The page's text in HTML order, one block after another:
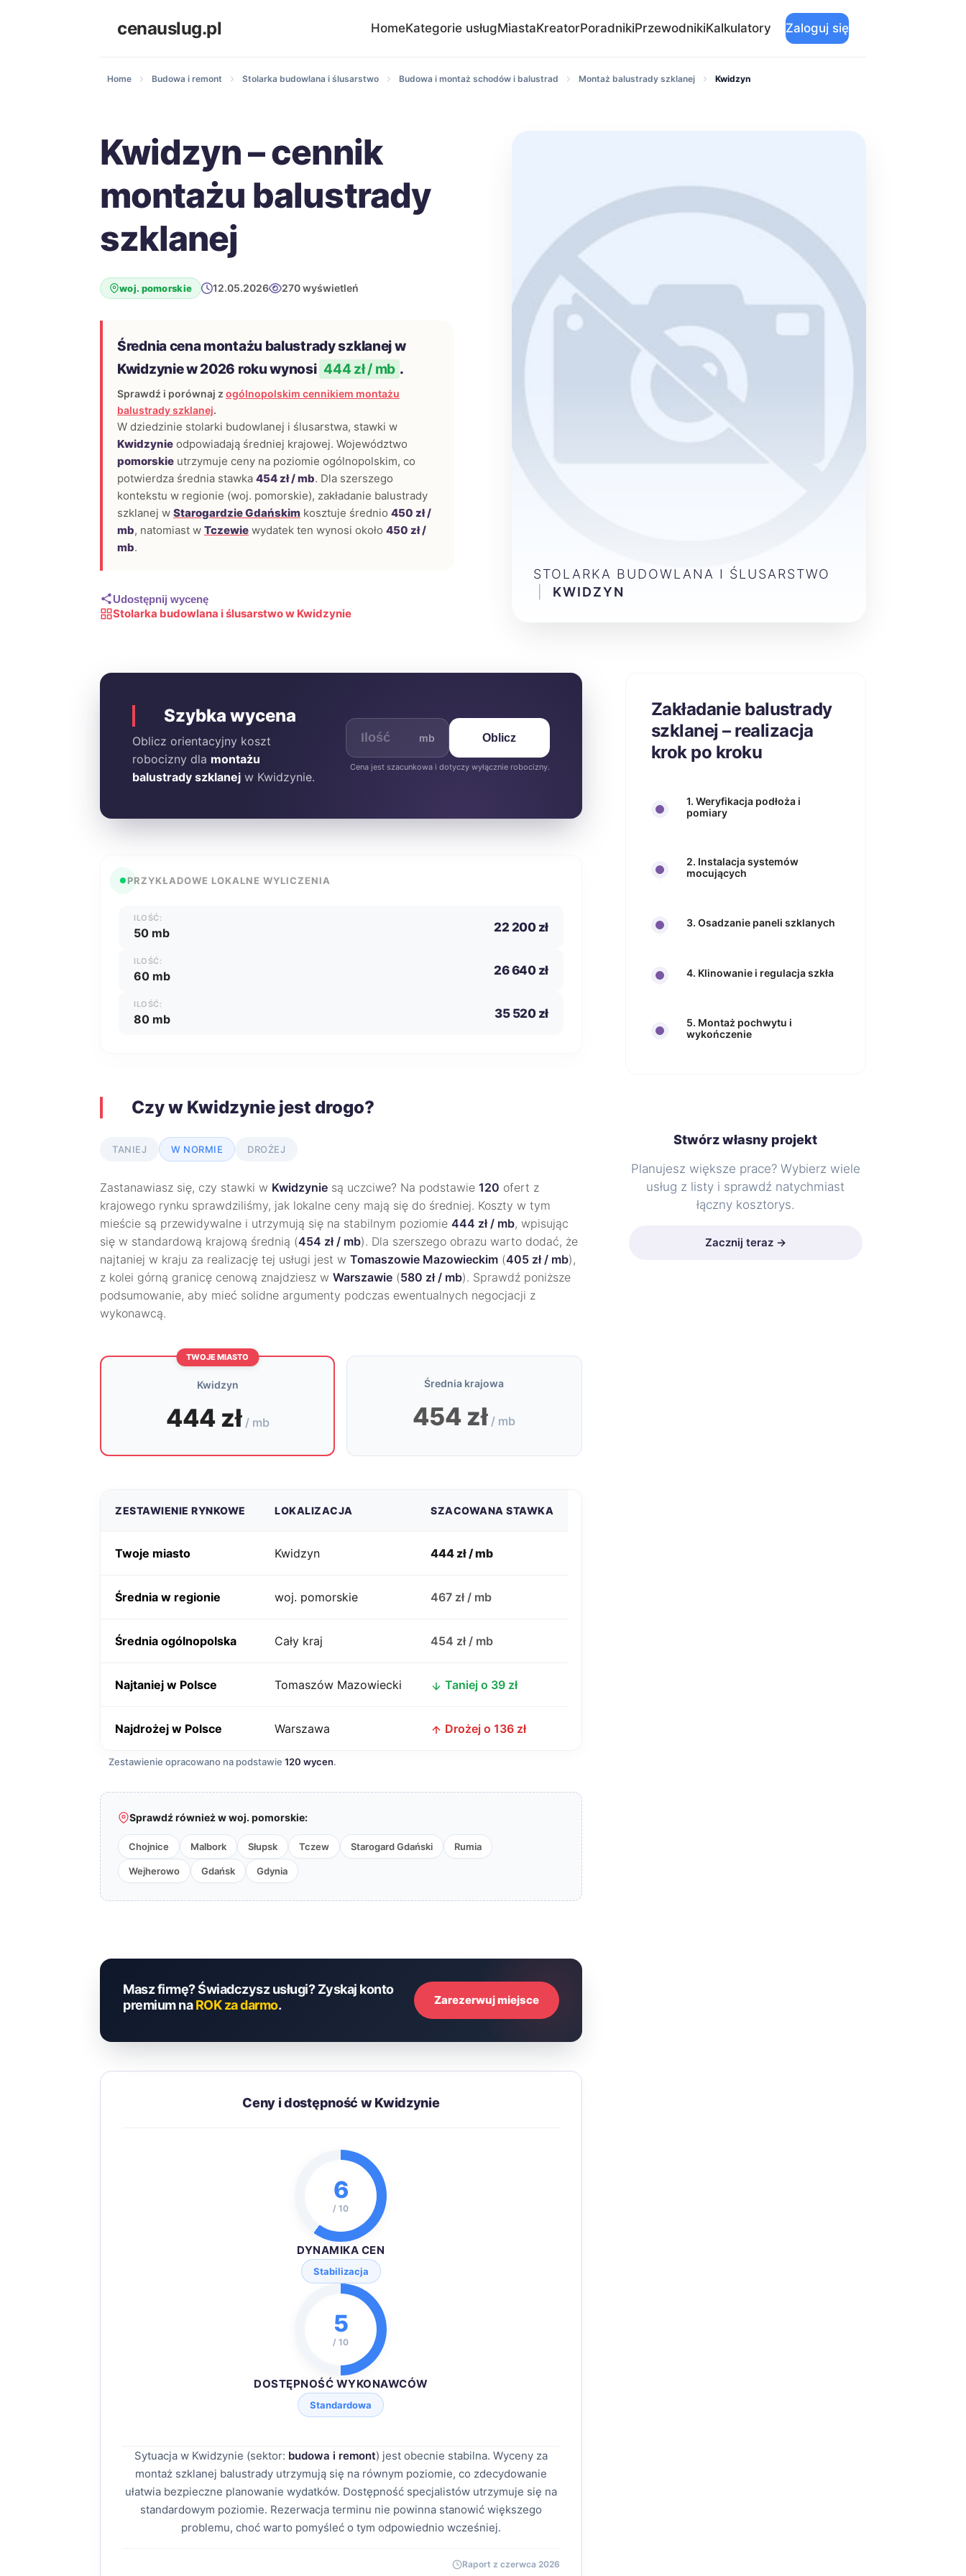
cenauslug.pl HomeKategorie usługMiastaKreatorPoradnikiPrzewodnikiKalkulatory Zaloguj się
Home Budowa i remont Stolarka budowlana i ślusarstwo Budowa i montaż schodów i balustrad Montaż balustrady szklanej Kwidzyn
Kwidzyn – cennik
montażu balustrady
szklanej
woj. pomorskie 12.05.2026 270 wyświetleń
Średnia cena montażu balustrady szklanej w
Kwidzynie w 2026 roku wynosi 444 zł / mb .
Sprawdź i porównaj z ogólnopolskim cennikiem montażu
balustrady szklanej.
W dziedzinie stolarki budowlanej i ślusarstwa, stawki w
Kwidzynie odpowiadają średniej krajowej. Województwo
pomorskie utrzymuje ceny na poziomie ogólnopolskim, co
potwierdza średnia stawka 454 zł / mb. Dla szerszego
kontekstu w regionie (woj. pomorskie), zakładanie balustrady
szklanej w Starogardzie Gdańskim kosztuje średnio 450 zł /
mb, natomiast w Tczewie wydatek ten wynosi około 450 zł /
mb.
Udostępnij wycenę
Stolarka budowlana i ślusarstwo w Kwidzynie
STOLARKA BUDOWLANA I ŚLUSARSTWO
KWIDZYN
Szybka wycena
Oblicz orientacyjny koszt
robocizny dla montażu
balustrady szklanej w Kwidzynie.
mb Oblicz
Cena jest szacunkowa i dotyczy wyłącznie robocizny.
PRZYKŁADOWE LOKALNE WYLICZENIA
ILOŚĆ:
50 mb 22 200 zł
ILOŚĆ:
60 mb 26 640 zł
ILOŚĆ:
80 mb 35 520 zł
Czy w Kwidzynie jest drogo?
TANIEJ W NORMIE DROŻEJ
Zastanawiasz się, czy stawki w Kwidzynie są uczciwe? Na podstawie 120 ofert z
krajowego rynku sprawdziliśmy, jak lokalne ceny mają się do średniej. Koszty w tym
mieście są przewidywalne i utrzymują się na stabilnym poziomie 444 zł / mb, wpisując
się w standardową krajową średnią (454 zł / mb). Dla szerszego obrazu warto dodać, że
najtaniej w kraju za realizację tej usługi jest w Tomaszowie Mazowieckim (405 zł / mb),
z kolei górną granicę cenową znajdziesz w Warszawie (580 zł / mb). Sprawdź poniższe
podsumowanie, aby mieć solidne argumenty podczas ewentualnych negocjacji z
wykonawcą.
TWOJE MIASTO
Kwidzyn
444 zł / mb
Średnia krajowa
454 zł / mb
ZESTAWIENIE RYNKOWE LOKALIZACJA SZACOWANA STAWKA
Twoje miasto Kwidzyn 444 zł / mb
Średnia w regionie woj. pomorskie 467 zł / mb
Średnia ogólnopolska Cały kraj 454 zł / mb
Najtaniej w Polsce Tomaszów Mazowiecki Taniej o 39 zł
Najdrożej w Polsce Warszawa Drożej o 136 zł
Zestawienie opracowano na podstawie 120 wycen.
Sprawdź również w woj. pomorskie:
Chojnice Malbork Słupsk Tczew Starogard Gdański Rumia
Wejherowo Gdańsk Gdynia
Masz firmę? Świadczysz usługi? Zyskaj konto
premium naROK za darmo. Zarezerwuj miejsce
Ceny i dostępność w Kwidzynie
6
/ 10
DYNAMIKA CEN
Stabilizacja
5
/ 10
DOSTĘPNOŚĆ WYKONAWCÓW
Standardowa
Sytuacja w Kwidzynie (sektor: budowa i remont) jest obecnie stabilna. Wyceny za
montaż szklanej balustrady utrzymują się na równym poziomie, co zdecydowanie
ułatwia bezpieczne planowanie wydatków. Dostępność specjalistów utrzymuje się na
standardowym poziomie. Rezerwacja terminu nie powinna stanowić większego
problemu, choć warto pomyśleć o tym odpowiednio wcześniej.
Raport z czerwca 2026
Zakładanie balustrady
szklanej – realizacja
krok po kroku
1. Weryfikacja podłoża i
pomiary
2. Instalacja systemów
mocujących
3. Osadzanie paneli szklanych
4. Klinowanie i regulacja szkła
5. Montaż pochwytu i
wykończenie
Stwórz własny projekt
Planujesz większe prace? Wybierz wiele
usług z listy i sprawdź natychmiast
łączny kosztorys.
Zacznij teraz →